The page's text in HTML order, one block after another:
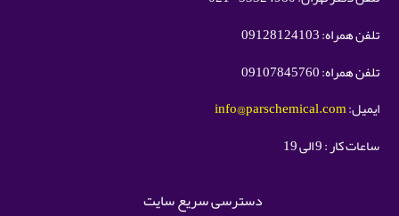
تلفن همراه: 09128124103
تلفن همراه: 09107845760
ایمیل:info@parschemical.com
ساعات کار : 9 الی 19
دسترسی سریع سایت